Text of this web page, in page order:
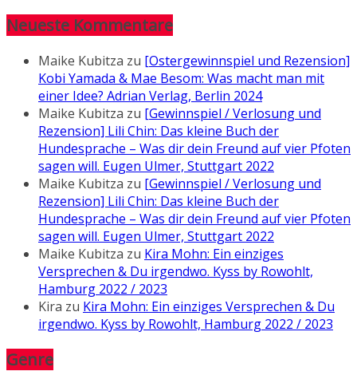
Neueste Kommentare
Maike Kubitza zu [Ostergewinnspiel und Rezension]
Kobi Yamada & Mae Besom: Was macht man mit
einer Idee? Adrian Verlag, Berlin 2024
Maike Kubitza zu [Gewinnspiel / Verlosung und
Rezension] Lili Chin: Das kleine Buch der
Hundesprache – Was dir dein Freund auf vier Pfoten
sagen will. Eugen Ulmer, Stuttgart 2022
Maike Kubitza zu [Gewinnspiel / Verlosung und
Rezension] Lili Chin: Das kleine Buch der
Hundesprache – Was dir dein Freund auf vier Pfoten
sagen will. Eugen Ulmer, Stuttgart 2022
Maike Kubitza zu Kira Mohn: Ein einziges
Versprechen & Du irgendwo. Kyss by Rowohlt,
Hamburg 2022 / 2023
Kira zu Kira Mohn: Ein einziges Versprechen & Du
irgendwo. Kyss by Rowohlt, Hamburg 2022 / 2023
Genre